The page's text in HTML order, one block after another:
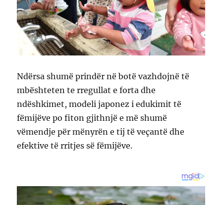
Ndërsa shumë prindër në botë vazhdojnë të
mbështeten te rregullat e forta dhe
ndëshkimet, modeli japonez i edukimit të
fëmijëve po fiton gjithnjë e më shumë
vëmendje për mënyrën e tij të veçantë dhe
efektive të rritjes së fëmijëve.